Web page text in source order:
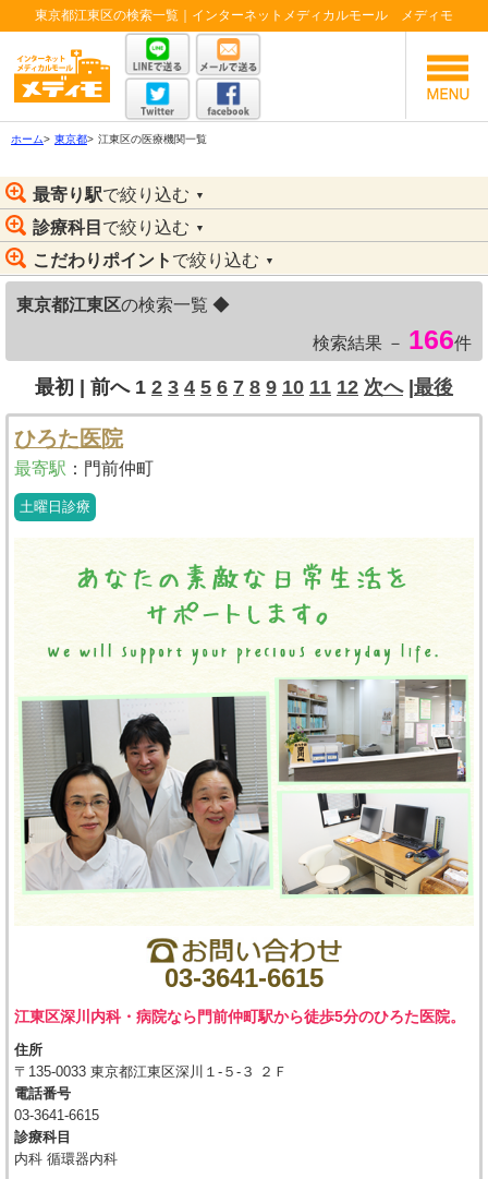
東京都江東区の検索一覧｜インターネットメディカルモール メディモ
ホーム> 東京都> 江東区の医療機関一覧
最寄り駅で絞り込む ▼
診療科目 で絞り込む ▼
こだわりポイント で絞り込む ▼
東京都江東区の検索一覧 ◆
検索結果 － 166件
最初 | 前へ 1 2 3 4 5 6 7 8 9 10 11 12 次へ|最後
ひろた医院
最寄駅 ： 門前仲町
土曜日診療
03-3641-6615
江東区深川内科・病院なら門前仲町駅から徒歩5分のひろた医院。
住所
〒135-0033 東京都江東区深川１-５-３ ２Ｆ
電話番号
03-3641-6615
診療科目
内科 循環器内科